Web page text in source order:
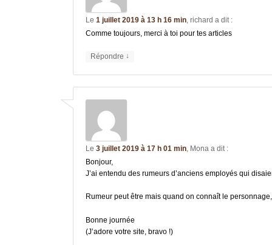
Le 1 juillet 2019 à 13 h 16 min, richard a dit :
Comme toujours, merci à toi pour tes articles
Répondre ↓
Le 3 juillet 2019 à 17 h 01 min, Mona a dit :
Bonjour,
J’ai entendu des rumeurs d’anciens employés qui
Rumeur peut être mais quand on connaît le
Bonne journée
(J’adore votre site, bravo !)